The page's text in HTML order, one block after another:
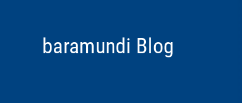
baramundi Blog